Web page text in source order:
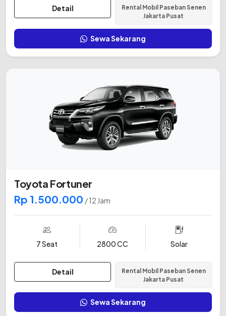
Detail
Rental Mobil Paseban Senen
Jakarta Pusat
Sewa Sekarang
Toyota Fortuner
Rp 1.500.000 / 12 Jam
7 Seat 2800 CC Solar
Detail
Rental Mobil Paseban Senen
Jakarta Pusat
Sewa Sekarang